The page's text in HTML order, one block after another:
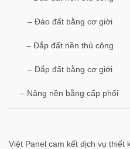
– Đào đất bằng cơ giới
– Đắp đất nền thủ công
– Đắp đất bằng cơ giới
– Nâng nền bằng cấp phối
Việt Panel cam kết dịch vụ thiết